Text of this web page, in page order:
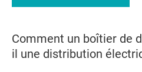
Comment un boîtier de
il une distribution